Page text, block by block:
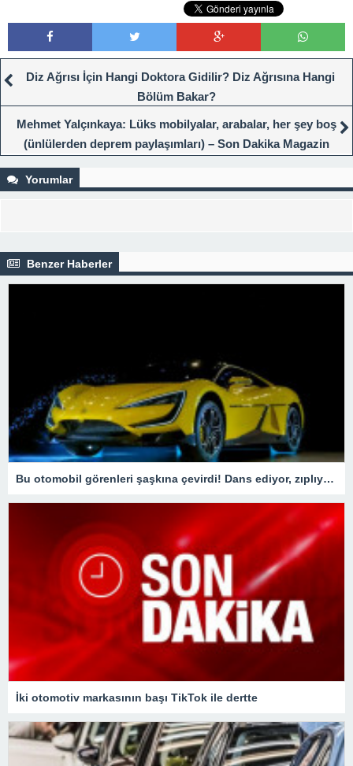
Diz Ağrısı İçin Hangi Doktora Gidilir? Diz Ağrısına Hangi
Bölüm Bakar?
Mehmet Yalçınkaya: Lüks mobilyalar, arabalar, her şey boş
(ünlülerden deprem paylaşımları) – Son Dakika Magazin
Yorumlar
Benzer Haberler
Bu otomobil görenleri şaşkına çevirdi! Dans ediyor, zıplıyor…
İki otomotiv markasının başı TikTok ile dertte